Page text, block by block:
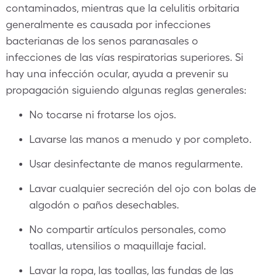
contaminados, mientras que la celulitis orbitaria
generalmente es causada por infecciones
bacterianas de los senos paranasales o
infecciones de las vías respiratorias superiores. Si
hay una infección ocular, ayuda a prevenir su
propagación siguiendo algunas reglas generales:
No tocarse ni frotarse los ojos.
Lavarse las manos a menudo y por completo.
Usar desinfectante de manos regularmente.
Lavar cualquier secreción del ojo con bolas de
algodón o paños desechables.
No compartir artículos personales, como
toallas, utensilios o maquillaje facial.
Lavar la ropa, las toallas, las fundas de las